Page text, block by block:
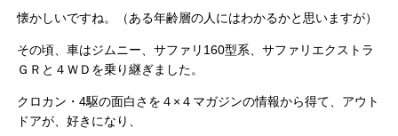
懐かしいですね。（ある年齢層の人にはわかるかと思いますが）
その頃、車はジムニー、サファリ160型系、サファリエクストラ
ＧＲと４ＷＤを乗り継ぎました。
クロカン・4駆の面白さを４×４マガジンの情報から得て、アウト
ドアが、好きになり、